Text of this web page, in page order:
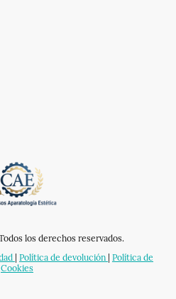
los derechos reservados.
Política de devolución Política de
Cookies